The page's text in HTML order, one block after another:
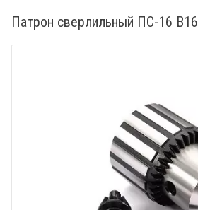
Патрон сверлильный ПС-16 В16